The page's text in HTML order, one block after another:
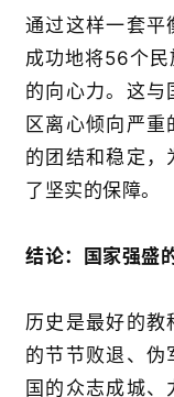
通过这样一套平
成功地将56个民
的向心力。这与
区离心倾向严
的团结和稳定，
了坚实的保障。
结论：国家强盛
历史是最好的教
的节节败退、伪
国的众志成城、